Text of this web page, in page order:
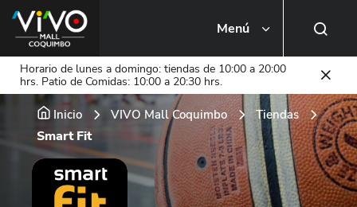
Menú
Busca una tienda o local
Horario de lunes a domingo: tiendas de 10:00 a 20:00
hrs. Patio de Comidas: 10:00 a 20:30 hrs.
Inicio VIVO Mall Coquimbo Tiendas
Smart Fit